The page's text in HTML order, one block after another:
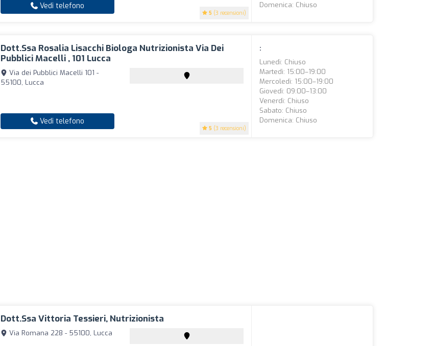
5 (3 recensioni)
Vedi telefono
Domenica: Chiuso
Dott.ssa Rosalia Lisacchi Biologa Nutrizionista Via Dei
Pubblici Macelli , 101 Lucca
5 (3 recensioni)
Via dei Pubblici Macelli 101 -
55100, Lucca
Vedi telefono
:
Lunedì: Chiuso
Martedì: 15:00–19:00
Mercoledì: 15:00–19:00
Giovedì: 09:00–13:00
Venerdì: Chiuso
Sabato: Chiuso
Domenica: Chiuso
Dott.ssa Vittoria Tessieri, Nutrizionista
Via Romana 228 - 55100, Lucca